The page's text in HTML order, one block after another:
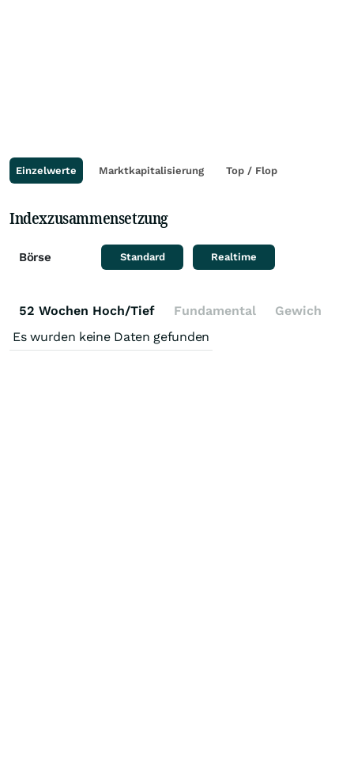
Einzelwerte Marktkapitalisierung Top / Flop
Indexzusammensetzung
Börse Standard Realtime
52 Wochen Hoch/Tief Fundamental
Gewichtung
Es wurden keine Daten gefunden